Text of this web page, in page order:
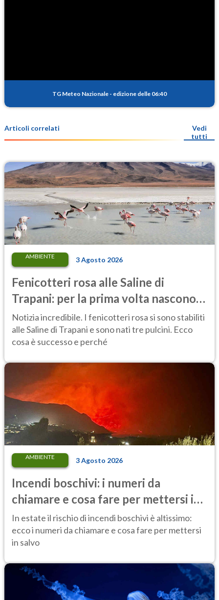
TG Meteo Nazionale - edizione delle 06:40
Articoli correlati
Vedi
tutti
AMBIENTE 3 Agosto 2026
Fenicotteri rosa alle Saline di
Trapani: per la prima volta nascono
tre pulcini nella riserva
Notizia incredibile. I fenicotteri rosa si sono stabiliti
alle Saline di Trapani e sono nati tre pulcini. Ecco
cosa è successo e perché
AMBIENTE 3 Agosto 2026
Incendi boschivi: i numeri da
chiamare e cosa fare per mettersi in
salvo
In estate il rischio di incendi boschivi è altissimo:
ecco i numeri da chiamare e cosa fare per mettersi
in salvo